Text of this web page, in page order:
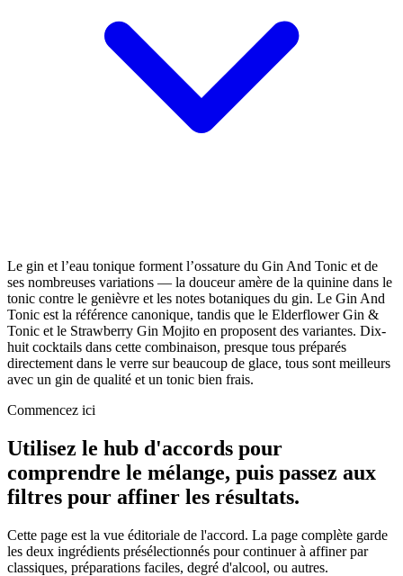
Le gin et l’eau tonique forment l’ossature du Gin And Tonic et de
ses nombreuses variations — la douceur amère de la quinine dans le
tonic contre le genièvre et les notes botaniques du gin. Le Gin And
Tonic est la référence canonique, tandis que le Elderflower Gin &
Tonic et le Strawberry Gin Mojito en proposent des variantes. Dix-
huit cocktails dans cette combinaison, presque tous préparés
directement dans le verre sur beaucoup de glace, tous sont meilleurs
avec un gin de qualité et un tonic bien frais.
Commencez ici
Utilisez le hub d'accords pour
comprendre le mélange, puis passez aux
filtres pour affiner les résultats.
Cette page est la vue éditoriale de l'accord. La page complète garde
les deux ingrédients présélectionnés pour continuer à affiner par
classiques, préparations faciles, degré d'alcool, ou autres.